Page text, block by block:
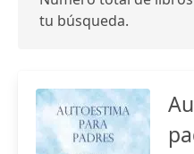
tu búsqueda.